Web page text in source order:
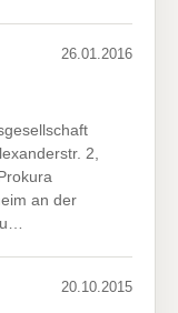
26.01.2016
2,
an der
20.10.2015